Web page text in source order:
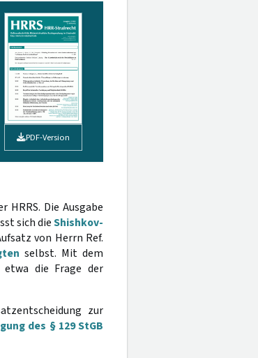
PDF-Version
Die Ausgabe
sich dieShishkov-
von Herrn Ref.
selbst. Mit dem
etwa die Frage der
zur
des § 129 StGB